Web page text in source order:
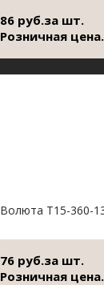
86 руб.за шт.
Розничная цена.
Волюта Т15-360-
76 руб.за шт.
Розничная цена.